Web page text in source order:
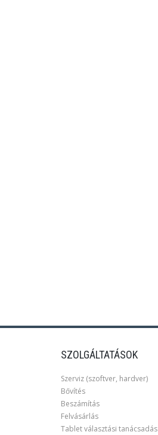
SZOLGÁLTATÁSOK
Szerviz (szoftver, hardver)
Bővítés
Beszámítás
Felvásárlás
Tablet választási tanácsadás